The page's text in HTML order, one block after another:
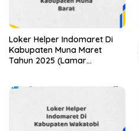
Loker Helper Indomaret Di
Kabupaten Muna Maret
Tahun 2025 (Lamar